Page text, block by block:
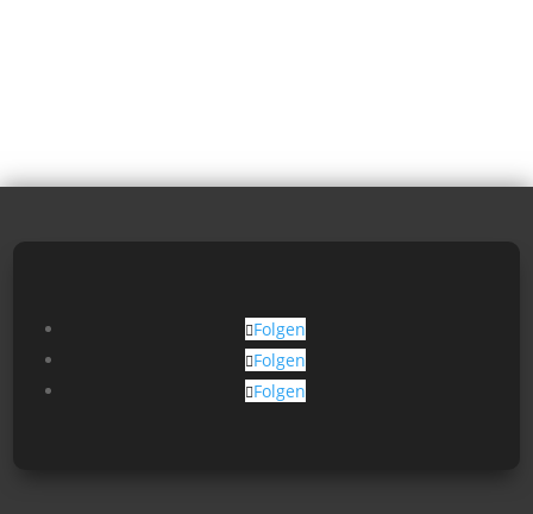
Folgen
Folgen
Folgen